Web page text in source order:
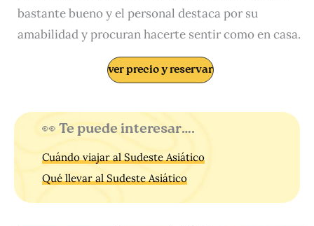
bastante bueno y el personal destaca por su
amabilidad y procuran hacerte sentir como en casa.
ver precio y reservar
👀 Te puede interesar….
Cuándo viajar al Sudeste Asiático
Qué llevar al Sudeste Asiático